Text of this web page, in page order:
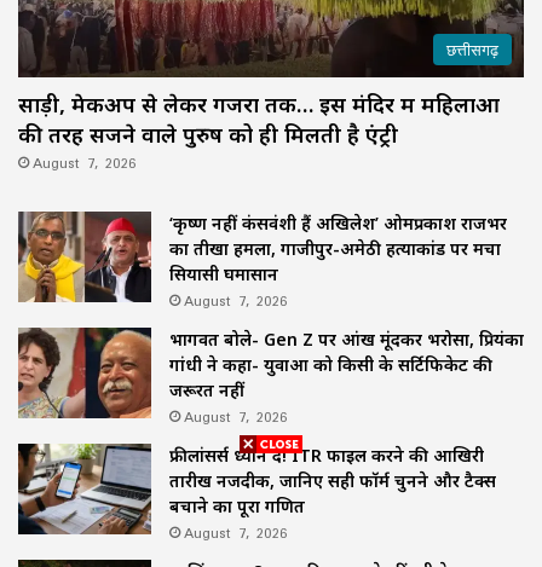
छत्तीसगढ़
साड़ी, मेकअप से लेकर गजरा तक… इस मंदिर में महिलाओं
की तरह सजने वाले पुरुष को ही मिलती है एंट्री
August 7, 2026
‘कृष्ण नहीं कंसवंशी हैं अखिलेश’ ओमप्रकाश राजभर
का तीखा हमला, गाजीपुर-अमेठी हत्याकांड पर मचा
सियासी घमासान
August 7, 2026
भागवत बोले- Gen Z पर आंख मूंदकर भरोसा, प्रियंका
गांधी ने कहा- युवाओं को किसी के सर्टिफिकेट की
जरूरत नहीं
August 7, 2026
फ्रीलांसर्स ध्यान दें! ITR फाइल करने की आखिरी
तारीख नजदीक, जानिए सही फॉर्म चुनने और टैक्स
बचाने का पूरा गणित
August 7, 2026